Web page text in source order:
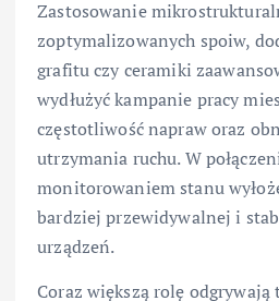
Zastosowanie
zoptymalizowanych spoiw,
grafitu czy ceramiki
wydłużyć kampanie pracy
częstotliwość napraw oraz
utrzymania ruchu. W
monitorowaniem stanu
bardziej przewidywalnej i
urządzeń.
Coraz większą rolę odgrywają